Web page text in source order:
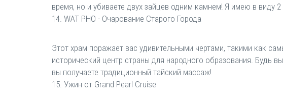
время, но и убиваете двух зайцев одним камнем! Я имею в виду
14. WAT PHO - Очарование Старого Города
Этот храм поражает вас удивительными чертами, такими как
исторический центр страны для народного образования. Будь
вы получаете традиционный тайский массаж!
15. Ужин от Grand Pearl Cruise